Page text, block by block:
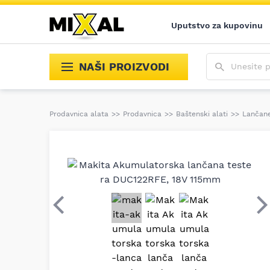
Uputstvo za kupovinu
NAŠI PROIZVODI
Prodavnica alata >> Prodavnica >> Baštenski alati >>
Prethodni